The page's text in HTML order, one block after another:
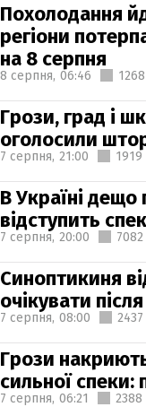
Похолодання
регіони
на 8 серпня
8 серпня, 06:46 1268
Грози, град і
оголосили
7 серпня, 21:00 1919
В Україні дещо
відступить
7 серпня, 20:00 7082
Синоптикиня
очікувати
7 серпня, 08:00 2437
Грози
сильної спеки:
7 серпня, 06:21 2388